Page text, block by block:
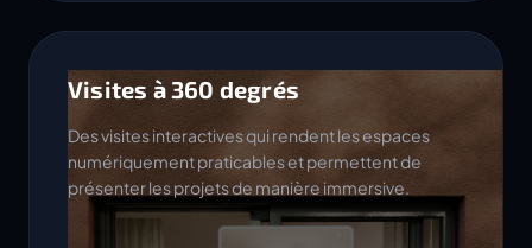
Visites à 360 degrés
Des visites interactives qui rendent les espaces
numériquement praticables et permettent de
présenter les projets de manière immersive.